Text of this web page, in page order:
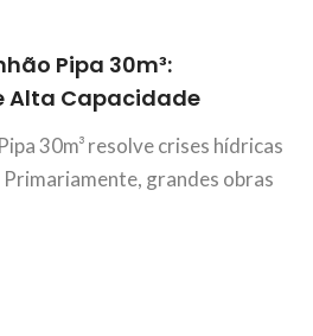
Pipa 30m³:
Alta Capacidade
30m³ resolve crises hídricas
grandes obras